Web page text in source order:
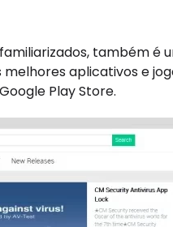
também é
aplicativos e
Play Store.